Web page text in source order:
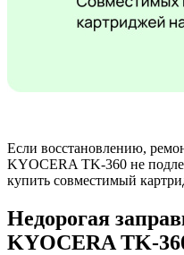
Если восстановлению,
KYOCERA TK-360 не
купить совместимый
Недорогая
KYOCERA TK-